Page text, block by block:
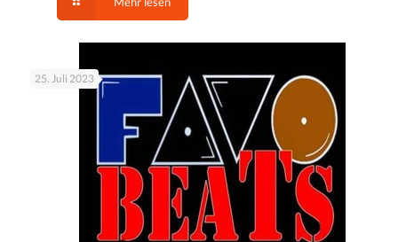
25. Juli 2023